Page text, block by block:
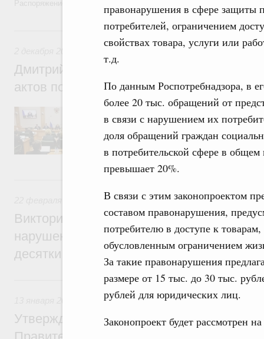
правонарушения в сфере защиты
потребителей, ограничением
свойствах товара, услуги или
т.д.
По данным Роспотребнадзора, в
более 20 тыс. обращений от
в связи с нарушением их
доля обращений граждан
в потребительской сфере в
превышает 20%.
В связи с этим законопроектом
составом правонарушения,
потребителю в доступе к
обусловленным ограничением
За такие правонарушения
размере от 15 тыс. до 30 тыс.
рублей для юридических лиц.
Законопроект будет рассмотрен
2 декабря 2022, пятница
Правовые вопросы работы
Дмитрий Григоренко: Проблема
актов полностью решена
Заместитель Председателя
Правительства России принял участие в
председателя Совета Федерации
секретарями.
Экологическая безопасность.
Виктория Абрамченко: Ответственность
нарушения при перевалке угля в портах
десятки раз
13 января 2022, четверг
Правовые вопросы работы
Утверждён план законопроектной